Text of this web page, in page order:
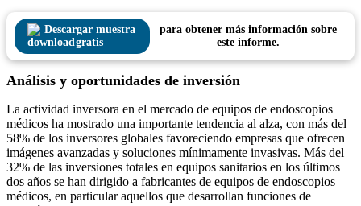
Descargar muestra
gratis
para obtener más información sobre
este informe.
Análisis y oportunidades de inversión
La actividad inversora en el mercado de equipos de endoscopios
médicos ha mostrado una importante tendencia al alza, con más del
58% de los inversores globales favoreciendo empresas que ofrecen
imágenes avanzadas y soluciones mínimamente invasivas. Más del
32% de las inversiones totales en equipos sanitarios en los últimos
dos años se han dirigido a fabricantes de equipos de endoscopios
médicos, en particular aquellos que desarrollan funciones de